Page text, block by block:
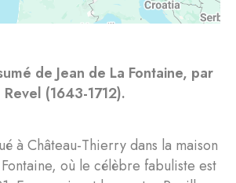
de Jean de La Fontaine, par
(1643-1712).
à Château-Thierry dans la maison
où le célèbre fabuliste est